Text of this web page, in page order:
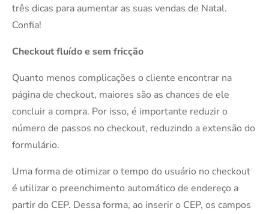
três dicas para aumentar as suas vendas de Natal.
Confia!
Checkout fluído e sem fricção
Quanto menos complicações o cliente encontrar na
página de checkout, maiores são as chances de ele
concluir a compra. Por isso, é importante reduzir o
número de passos no checkout, reduzindo a extensão do
formulário.
Uma forma de otimizar o tempo do usuário no checkout
é utilizar o preenchimento automático de endereço a
partir do CEP. Dessa forma, ao inserir o CEP, os campos